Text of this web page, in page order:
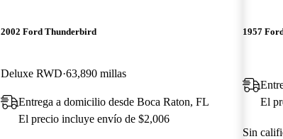
2002 Ford Thunderbird
Deluxe RWD 63,890 millas
Entrega a domicilio desde Boca Raton, FL
El precio incluye envío de $2,006
1957
El
Sin